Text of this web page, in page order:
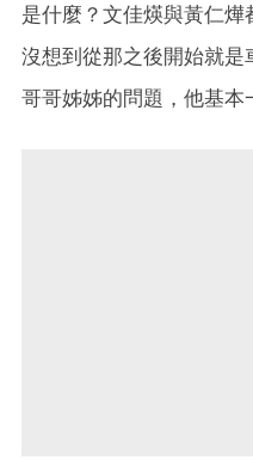
是什麼？文佳煐與黃仁燁
沒想到從那之後開始就
哥哥姊姊的問題，他基本